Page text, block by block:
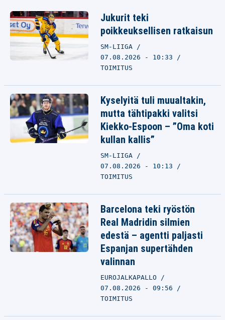
Jukurit teki
poikkeuksellisen ratkaisun
SM-LIIGA
07.08.2026 - 10:33
TOIMITUS
Kyselyitä tuli muualtakin,
mutta tähtipakki valitsi
Kiekko-Espoon – ”Oma koti
kullan kallis”
SM-LIIGA
07.08.2026 - 10:13
TOIMITUS
Barcelona teki ryöstön
Real Madridin silmien
edestä – agentti paljasti
Espanjan supertähden
valinnan
EUROJALKAPALLO
07.08.2026 - 09:56
TOIMITUS